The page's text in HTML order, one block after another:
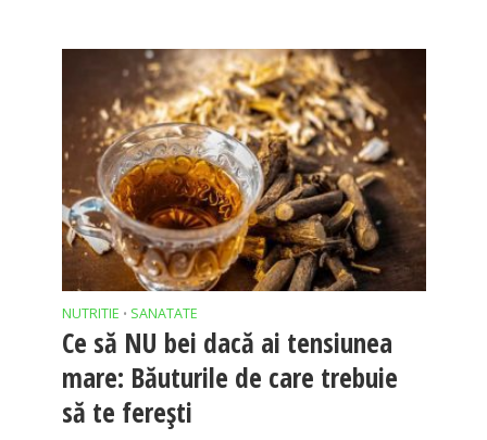
NUTRITIE • SANATATE
Ce să NU bei dacă ai tensiunea
mare: Băuturile de care trebuie
să te ferești